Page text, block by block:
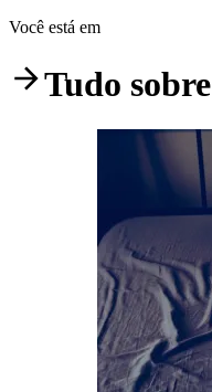
Você está em
Tudo sobre